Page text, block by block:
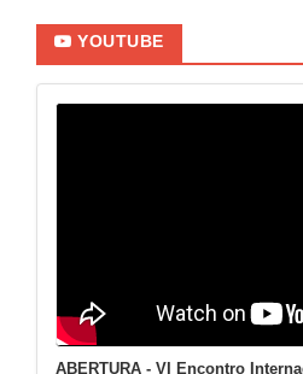
YOUTUBE
ABERTURA - VI Encontro